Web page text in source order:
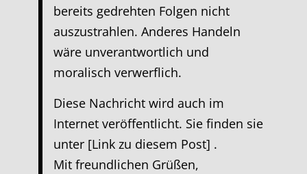
bereits gedrehten Folgen nicht
auszustrahlen. Anderes Handeln
wäre unverantwortlich und
moralisch verwerflich.
Diese Nachricht wird auch im
Internet veröffentlicht. Sie finden sie
unter [Link zu diesem Post] .
Mit freundlichen Grüßen,